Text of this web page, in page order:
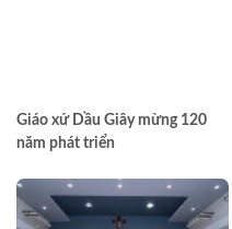
Giáo xứ Dầu Giây mừng 120
năm phát triển